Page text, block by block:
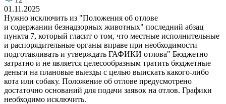
01.11.2025
Нужно исключить из "Положения об отлове
и содержании безнадзорных животных" последний абзац
пункта 7, который гласит о том, что местные исполнительные
и распорядительные органы вправе при необходимости
подготавливать и утверждать ГАФИКИ отлова" Бюджетно
затратно и не является целесообразным тратить бюджетные
деньги на плановые выезды с целью выискать какого-либо
кота или собаку. Положение об отлове предусмотрено
достаточно оснований для подачи заявок на отлов. Графики
необходимо исключить.